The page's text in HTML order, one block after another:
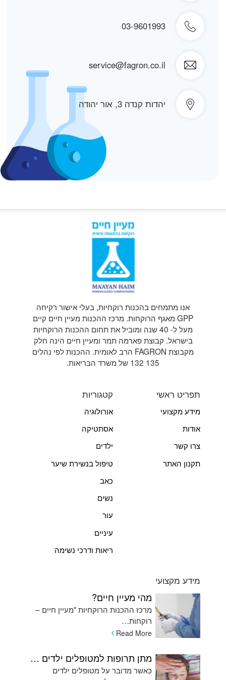
03-9601993
service@fagron.co.il
יהדות קנדה 3, אור יהודה
אנו מתמחים בהכנות רוקחיות, בעלי אישור רקיחה
GPP מאגף הרוקחות. מרכז ההכנות מעיין חיים קיים
מעל ל- 40 שנה ומוביל את תחום ההכנות הרוקחיות
בישראל. קבוצת פארמה תמר ומעיין חיים הינה חלק
מקבוצת FAGRON הרב לאומית. ההכנות לפי נהלים
135 132 של משרד הבריאות.
תפריט ראשי
מידע מקצועי
אודות
צרו קשר
תקנון האתר
קטגוריות
אורולוגיה
אסתטיקה
ילדים
טיפול בנשירת שיער
כאב
נשים
עור
עיניים
ריאות ודרכי נשימה
מידע מקצועי
מהי מעיין חיים?
מרכז ההכנות הרוקחיות "מעיין חיים –
רוקחות…
Read More
מתן תרופות למטופלים ילדים המתקשים בשימוש בכדורים ומהן האלטרנטיבות
כאשר מדובר על מטופלים ילדים